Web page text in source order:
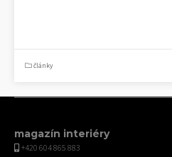
články
magazín interiéry
+420 604 865 883